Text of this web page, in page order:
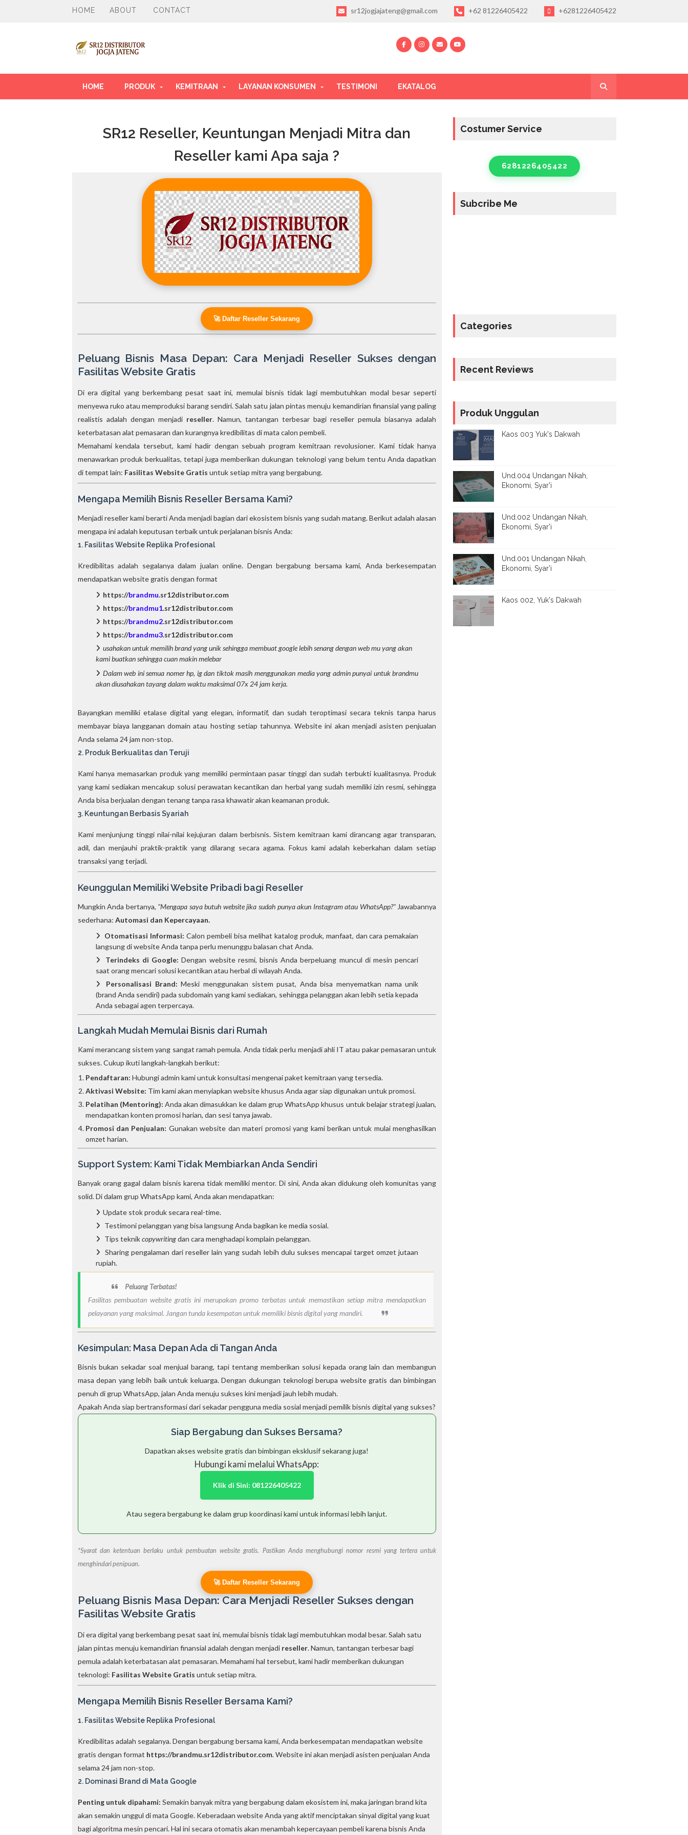
sr12jogjajateng@gmail.com +62 81226405422 +6281226405422
HOME ABOUT CONTACT
HOME PRODUK KEMITRAAN LAYANAN KONSUMEN TESTIMONI EKATALOG
SR12 Reseller, Keuntungan Menjadi Mitra dan
Reseller kami Apa saja ?
🚀 Daftar Reseller Sekarang
Peluang Bisnis Masa Depan: Cara Menjadi Reseller Sukses dengan
Fasilitas Website Gratis
Di era digital yang berkembang pesat saat ini, memulai bisnis tidak lagi membutuhkan modal besar seperti
menyewa ruko atau memproduksi barang sendiri. Salah satu jalan pintas menuju kemandirian finansial yang paling
realistis adalah dengan menjadi reseller. Namun, tantangan terbesar bagi reseller pemula biasanya adalah
keterbatasan alat pemasaran dan kurangnya kredibilitas di mata calon pembeli.
Memahami kendala tersebut, kami hadir dengan sebuah program kemitraan revolusioner. Kami tidak hanya
menawarkan produk berkualitas, tetapi juga memberikan dukungan teknologi yang belum tentu Anda dapatkan
di tempat lain: Fasilitas Website Gratis untuk setiap mitra yang bergabung.
Mengapa Memilih Bisnis Reseller Bersama Kami?
Menjadi reseller kami berarti Anda menjadi bagian dari ekosistem bisnis yang sudah matang. Berikut adalah alasan
mengapa ini adalah keputusan terbaik untuk perjalanan bisnis Anda:
1. Fasilitas Website Replika Profesional
Kredibilitas adalah segalanya dalam jualan online. Dengan bergabung bersama kami, Anda berkesempatan
mendapatkan website gratis dengan format
https://brandmu.sr12distributor.com
https://brandmu1.sr12distributor.com
https://brandmu2.sr12distributor.com
https://brandmu3.sr12distributor.com
usahakan untuk memilih brand yang unik sehingga membuat google lebih senang dengan web mu yang akan
kami buatkan sehingga cuan makin melebar
Dalam web ini semua nomer hp, ig dan tiktok masih menggunakan media yang admin punyai untuk brandmu
akan diusahakan tayang dalam waktu maksimal 07x 24 jam kerja.
Bayangkan memiliki etalase digital yang elegan, informatif, dan sudah teroptimasi secara teknis tanpa harus
membayar biaya langganan domain atau hosting setiap tahunnya. Website ini akan menjadi asisten penjualan
Anda selama 24 jam non-stop.
2. Produk Berkualitas dan Teruji
Kami hanya memasarkan produk yang memiliki permintaan pasar tinggi dan sudah terbukti kualitasnya. Produk
yang kami sediakan mencakup solusi perawatan kecantikan dan herbal yang sudah memiliki izin resmi, sehingga
Anda bisa berjualan dengan tenang tanpa rasa khawatir akan keamanan produk.
3. Keuntungan Berbasis Syariah
Kami menjunjung tinggi nilai-nilai kejujuran dalam berbisnis. Sistem kemitraan kami dirancang agar transparan,
adil, dan menjauhi praktik-praktik yang dilarang secara agama. Fokus kami adalah keberkahan dalam setiap
transaksi yang terjadi.
Keunggulan Memiliki Website Pribadi bagi Reseller
Mungkin Anda bertanya, "Mengapa saya butuh website jika sudah punya akun Instagram atau WhatsApp?"Jawabannya
sederhana: Automasi dan Kepercayaan.
Otomatisasi Informasi: Calon pembeli bisa melihat katalog produk, manfaat, dan cara pemakaian
langsung di website Anda tanpa perlu menunggu balasan chat Anda.
Terindeks di Google: Dengan website resmi, bisnis Anda berpeluang muncul di mesin pencari
saat orang mencari solusi kecantikan atau herbal di wilayah Anda.
Personalisasi Brand: Meski menggunakan sistem pusat, Anda bisa menyematkan nama unik
(brand Anda sendiri) pada subdomain yang kami sediakan, sehingga pelanggan akan lebih setia kepada
Anda sebagai agen terpercaya.
Langkah Mudah Memulai Bisnis dari Rumah
Kami merancang sistem yang sangat ramah pemula. Anda tidak perlu menjadi ahli IT atau pakar pemasaran untuk
sukses. Cukup ikuti langkah-langkah berikut:
Pendaftaran: Hubungi admin kami untuk konsultasi mengenai paket kemitraan yang tersedia.
Aktivasi Website: Tim kami akan menyiapkan website khusus Anda agar siap digunakan untuk promosi.
Pelatihan (Mentoring): Anda akan dimasukkan ke dalam grup WhatsApp khusus untuk belajar strategi jualan,
mendapatkan konten promosi harian, dan sesi tanya jawab.
Promosi dan Penjualan: Gunakan website dan materi promosi yang kami berikan untuk mulai menghasilkan
omzet harian.
Support System: Kami Tidak Membiarkan Anda Sendiri
Banyak orang gagal dalam bisnis karena tidak memiliki mentor. Di sini, Anda akan didukung oleh komunitas yang
solid. Di dalam grup WhatsApp kami, Anda akan mendapatkan:
Update stok produk secara real-time.
Testimoni pelanggan yang bisa langsung Anda bagikan ke media sosial.
Tips teknikcopywritingdan cara menghadapi komplain pelanggan.
Sharing pengalaman dari reseller lain yang sudah lebih dulu sukses mencapai target omzet jutaan
rupiah.
Peluang Terbatas!
Fasilitas pembuatan website gratis ini merupakan promo terbatas untuk memastikan setiap mitra mendapatkan
pelayanan yang maksimal. Jangan tunda kesempatan untuk memiliki bisnis digital yang mandiri.
Kesimpulan: Masa Depan Ada di Tangan Anda
Bisnis bukan sekadar soal menjual barang, tapi tentang memberikan solusi kepada orang lain dan membangun
masa depan yang lebih baik untuk keluarga. Dengan dukungan teknologi berupa website gratis dan bimbingan
penuh di grup WhatsApp, jalan Anda menuju sukses kini menjadi jauh lebih mudah.
Apakah Anda siap bertransformasi dari sekadar pengguna media sosial menjadi pemilik bisnis digital yang sukses?
Siap Bergabung dan Sukses Bersama?
Dapatkan akses website gratis dan bimbingan eksklusif sekarang juga!
Hubungi kami melalui WhatsApp:
Klik di Sini: 081226405422
Atau segera bergabung ke dalam grup koordinasi kami untuk informasi lebih lanjut.
*Syarat dan ketentuan berlaku untuk pembuatan website gratis. Pastikan Anda menghubungi nomor resmi yang tertera untuk
menghindari penipuan.
🚀 Daftar Reseller Sekarang
Peluang Bisnis Masa Depan: Cara Menjadi Reseller Sukses dengan
Fasilitas Website Gratis
Di era digital yang berkembang pesat saat ini, memulai bisnis tidak lagi membutuhkan modal besar. Salah satu
jalan pintas menuju kemandirian finansial adalah dengan menjadi reseller. Namun, tantangan terbesar bagi
pemula adalah keterbatasan alat pemasaran. Memahami hal tersebut, kami hadir memberikan dukungan
teknologi: Fasilitas Website Gratis untuk setiap mitra.
Mengapa Memilih Bisnis Reseller Bersama Kami?
1. Fasilitas Website Replika Profesional
Kredibilitas adalah segalanya. Dengan bergabung bersama kami, Anda berkesempatan mendapatkan website
gratis dengan format https://brandmu.sr12distributor.com. Website ini akan menjadi asisten penjualan Anda
selama 24 jam non-stop.
2. Dominasi Brand di Mata Google
Penting untuk dipahami: Semakin banyak mitra yang bergabung dalam ekosistem ini, maka jaringan brand kita
akan semakin unggul di mata Google. Keberadaan website Anda yang aktif menciptakan sinyal digital yang kuat
bagi algoritma mesin pencari. Hal ini secara otomatis akan menambah kepercayaan pembeli karena bisnis Anda
Costumer Service
6281226405422
Subcribe Me
Categories
Recent Reviews
Produk Unggulan
Kaos 003 Yuk's Dakwah
Und.004 Undangan Nikah,
Ekonomi, Syar'i
Und.002 Undangan Nikah,
Ekonomi, Syar'i
Und.001 Undangan Nikah,
Ekonomi, Syar'i
Kaos 002, Yuk's Dakwah